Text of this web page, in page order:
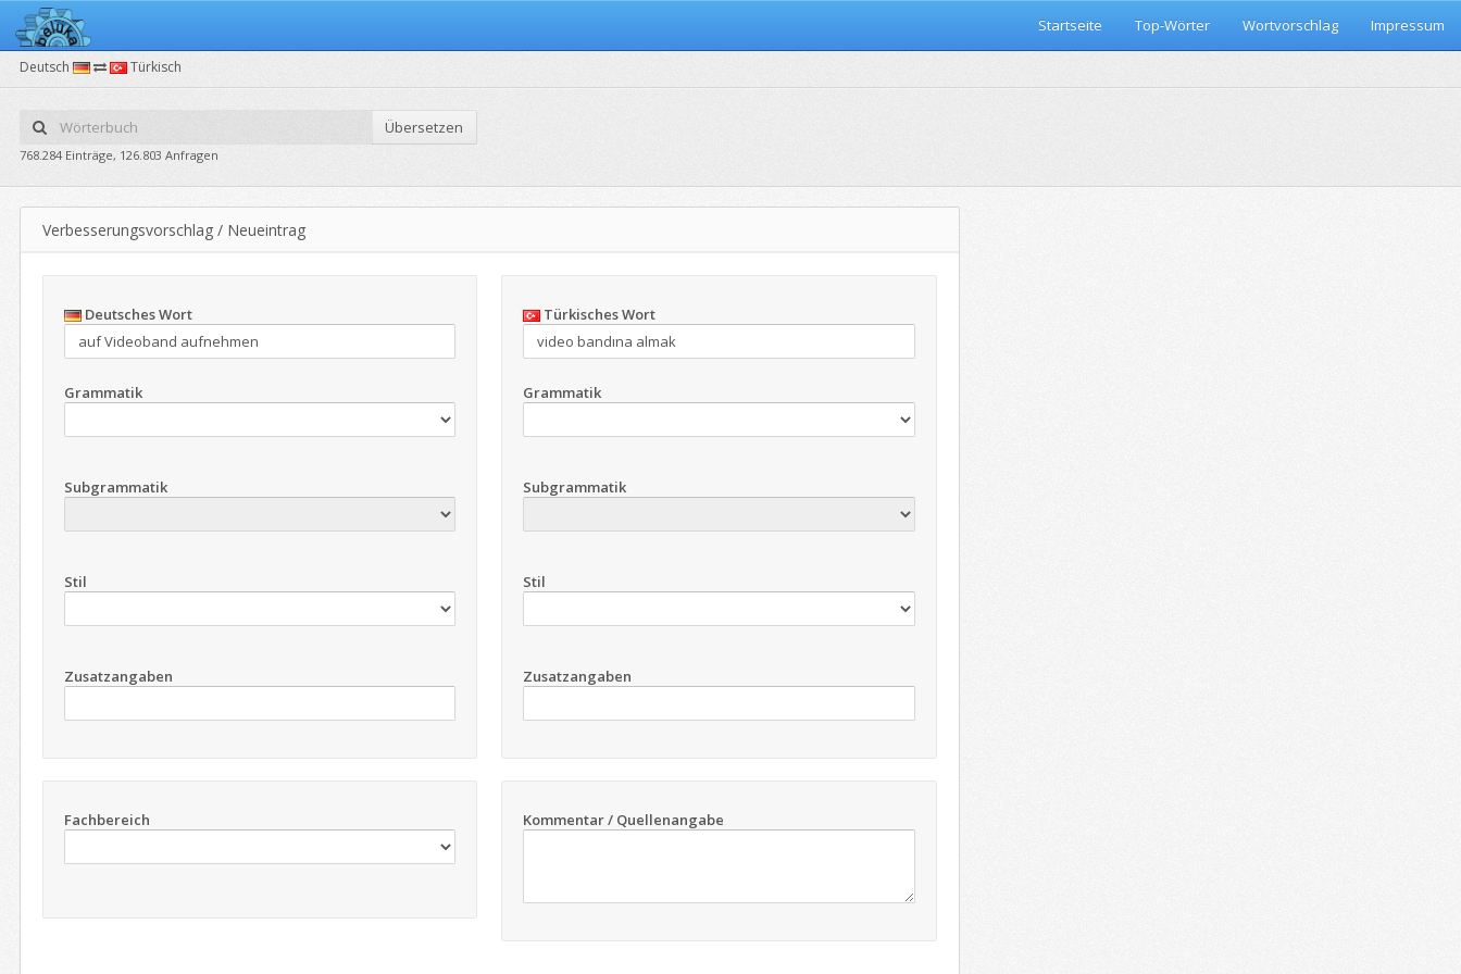
Startseite Top-Wörter Wortvorschlag Impressum
Deutsch Türkisch
Übersetzen
768.284 Einträge, 126.803 Anfragen
Verbesserungsvorschlag / Neueintrag
Deutsches Wort
Grammatik
Subgrammatik
Stil
Zusatzangaben
Türkisches Wort
Grammatik
Subgrammatik
Stil
Zusatzangaben
Fachbereich Kommentar / Quellenangabe